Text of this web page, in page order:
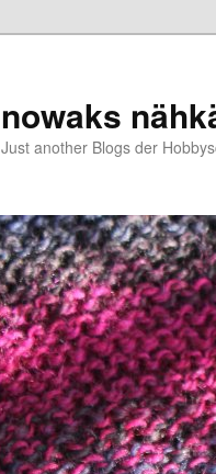
nowaks
Just another Blogs der